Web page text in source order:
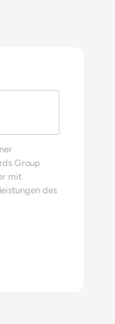
Group
mit
des